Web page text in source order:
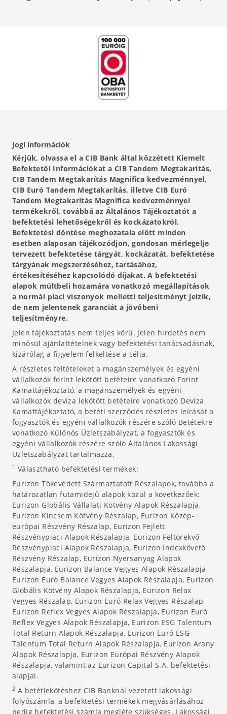
Jogi információk
Kérjük, olvassa el a CIB Bank által közzétett Kiemelt
Befektetői Információkat a CIB Tandem Megtakarítás,
CIB Tandem Megtakarítás Magnifica kedvezménnyel,
CIB Euró Tandem Megtakarítás, illetve CIB Euró
Tandem Megtakarítás Magnifica kedvezménnyel
termékekről, továbbá az Általános Tájékoztatót a
befektetési lehetőségekről és kockázatokról.
Befektetési döntése meghozatala előtt minden
esetben alaposan tájékozódjon, gondosan mérlegelje
tervezett befektetése tárgyát, kockázatát, befektetése
tárgyának megszerzéséhez, tartásához,
értékesítéséhez kapcsolódó díjakat. A befektetési
alapok múltbeli hozamára vonatkozó megállapítások
a normál piaci viszonyok melletti teljesítményt jelzik,
de nem jelentenek garanciát a jövőbeni
teljesítményre.
Jelen tájékoztatás nem teljes körű. Jelen hirdetés nem
minősül ajánlattételnek vagy befektetési tanácsadásnak,
kizárólag a figyelem felkeltése a célja.
A részletes feltételeket a magánszemélyek és egyéni
vállalkozók forint lekötött betéteire vonatkozó Forint
Kamattájékoztató, a magánszemélyek és egyéni
vállalkozók deviza lekötött betéteire vonatkozó Deviza
Kamattájékoztató, a betéti szerződés részletes leírását a
fogyasztók és egyéni vállalkozók részére szóló Betétekre
vonatkozó Különös Üzletszabályzat, a fogyasztók és
egyéni vállalkozók részére szóló Általános Lakossági
Üzletszabályzat tartalmazza.
1 Választható befektetési termékek:
Eurizon Tőkevédett Származtatott Részalapok, továbbá a
határozatlan futamidejű alapok közül a következőek:
Eurizon Globális Vállalati Kötvény Alapok Részalapja,
Eurizon Kincsem Kötvény Részalap, Eurizon Közép-
európai Részvény Részalap, Eurizon Fejlett
Részvénypiaci Alapok Részalapja, Eurizon Feltörekvő
Részvénypiaci Alapok Részalapja, Eurizon Indexkövető
Részvény Részalap, Eurizon Nyersanyag Alapok
Részalapja, Eurizon Balance Vegyes Alapok Részalapja,
Eurizon Euró Balance Vegyes Alapok Részalapja, Eurizon
Globális Kötvény Alapok Részalapja, Eurizon Relax
Vegyes Részalap, Eurizon Euró Relax Vegyes Részalap,
Eurizon Reflex Vegyes Alapok Részalapja, Eurizon Euró
Reflex Vegyes Alapok Részalapja, Eurizon ESG Talentum
Total Return Alapok Részalapja, Eurizon Euró ESG
Talentum Total Return Alapok Részalapja, Eurizon Arany
Alapok Részalapja, Eurizon Európai Részvény Alapok
Részalapja, valamint az Eurizon Capital S.A. befektetési
alapjai.
2 A betétlekötéshez CIB Banknál vezetett lakossági
folyószámla, a befektetési termékek megvásárlásához
pedig befektetési számla megléte szükséges. Lakossági